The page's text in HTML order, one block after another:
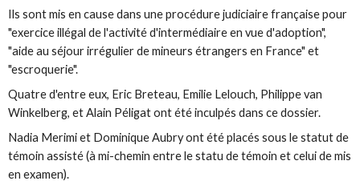
Ils sont mis en cause dans une procédure judiciaire française pour
"exercice illégal de l'activité d'intermédiaire en vue d'adoption",
"aide au séjour irrégulier de mineurs étrangers en France" et
"escroquerie".
Quatre d'entre eux, Eric Breteau, Emilie Lelouch, Philippe van
Winkelberg, et Alain Péligat ont été inculpés dans ce dossier.
Nadia Merimi et Dominique Aubry ont été placés sous le statut de
témoin assisté (à mi-chemin entre le statu de témoin et celui de mis
en examen).